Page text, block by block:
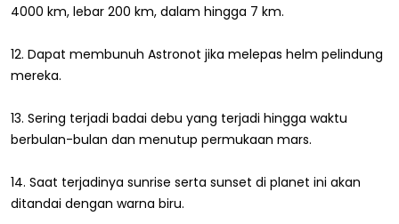
4000 km, lebar 200 km, dalam hingga 7 km.
12. Dapat membunuh Astronot jika melepas helm pelindung
mereka.
13. Sering terjadi badai debu yang terjadi hingga waktu
berbulan-bulan dan menutup permukaan mars.
14. Saat terjadinya sunrise serta sunset di planet ini akan
ditandai dengan warna biru.